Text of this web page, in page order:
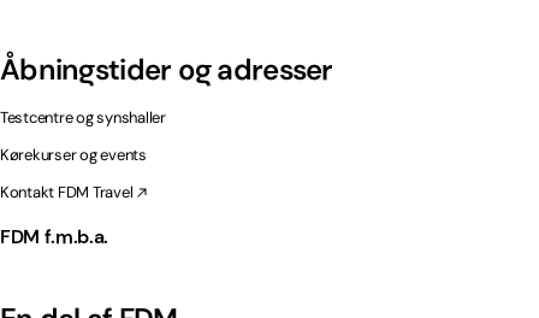
Åbningstider og adresser
Testcentre og synshaller
Kørekurser og events
Kontakt FDM Travel
FDM f.m.b.a.